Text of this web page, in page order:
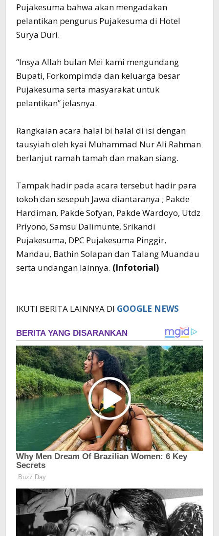
Pujakesuma bahwa akan mengadakan
pelantikan pengurus Pujakesuma di Hotel
Surya Duri.
“Insya Allah bulan Mei kami mengundang
Bupati, Forkompimda dan keluarga besar
Pujakesuma serta masyarakat untuk
pelantikan” jelasnya.
Rangkaian acara halal bi halal di isi dengan
tausyiah oleh kyai Muhammad Nur Ali Rahman
berlanjut ramah tamah dan makan siang.
Tampak hadir pada acara tersebut hadir para
tokoh dan sesepuh Jawa diantaranya ; Pakde
Hardiman, Pakde Sofyan, Pakde Wardoyo, Utdz
Priyono, Samsu Dalimunte, Srikandi
Pujakesuma, DPC Pujakesuma Pinggir,
Mandau, Bathin Solapan dan Talang Muandau
serta undangan lainnya. (Infotorial)
IKUTI BERITA LAINNYA DI GOOGLE NEWS